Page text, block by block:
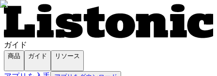
ガイド
商品 ガイド リソース